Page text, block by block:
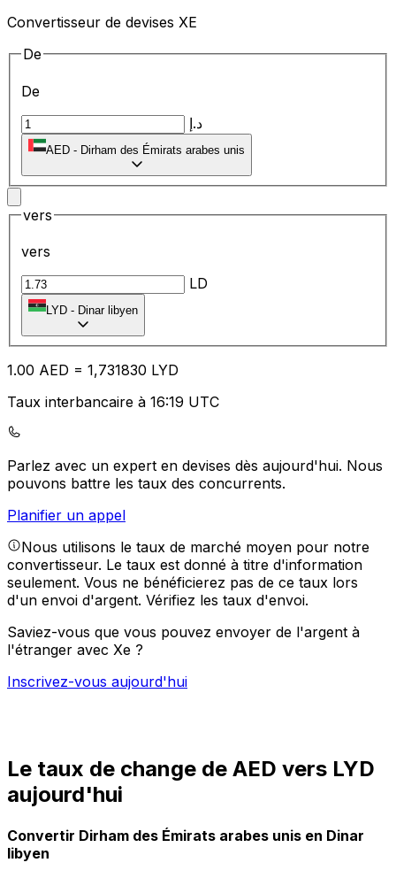
Convertisseur de devises XE
De
De
د.إ
AED - Dirham des Émirats arabes unis
vers
vers
LD
LYD - Dinar libyen
1.00 AED = 1,731830 LYD
Taux interbancaire à 16:19 UTC
Parlez avec un expert en devises dès aujourd'hui. Nous
pouvons battre les taux des concurrents.
Planifier un appel
Nous utilisons le taux de marché moyen pour notre
convertisseur. Le taux est donné à titre d'information
seulement. Vous ne bénéficierez pas de ce taux lors
d'un envoi d'argent. Vérifiez les taux d'envoi.
Saviez-vous que vous pouvez envoyer de l'argent à
l'étranger avec Xe ?
Inscrivez-vous aujourd'hui
Le taux de change de AED vers LYD
aujourd'hui
Convertir Dirham des Émirats arabes unis en Dinar
libyen